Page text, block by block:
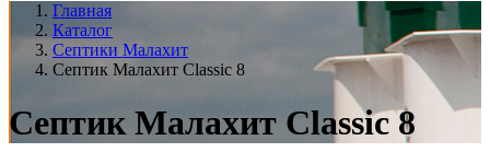
Главная
Каталог
Септики Малахит
Септик Малахит Classic 8
Септик Малахит Classic 8